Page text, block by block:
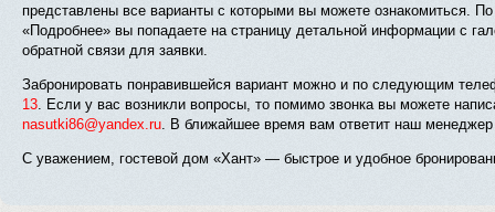
представлены все варианты с которыми вы можете ознакомиться. По
«Подробнее» вы попадаете на страницу детальной информации с
обратной связи для заявки.
Забронировать понравившейся вариант можно и по следующим
13. Если у вас возникли вопросы, то помимо звонка вы можете
nasutki86@yandex.ru. В ближайшее время вам ответит наш менеджер
С уважением, гостевой дом «Хант» — быстрое и удобное